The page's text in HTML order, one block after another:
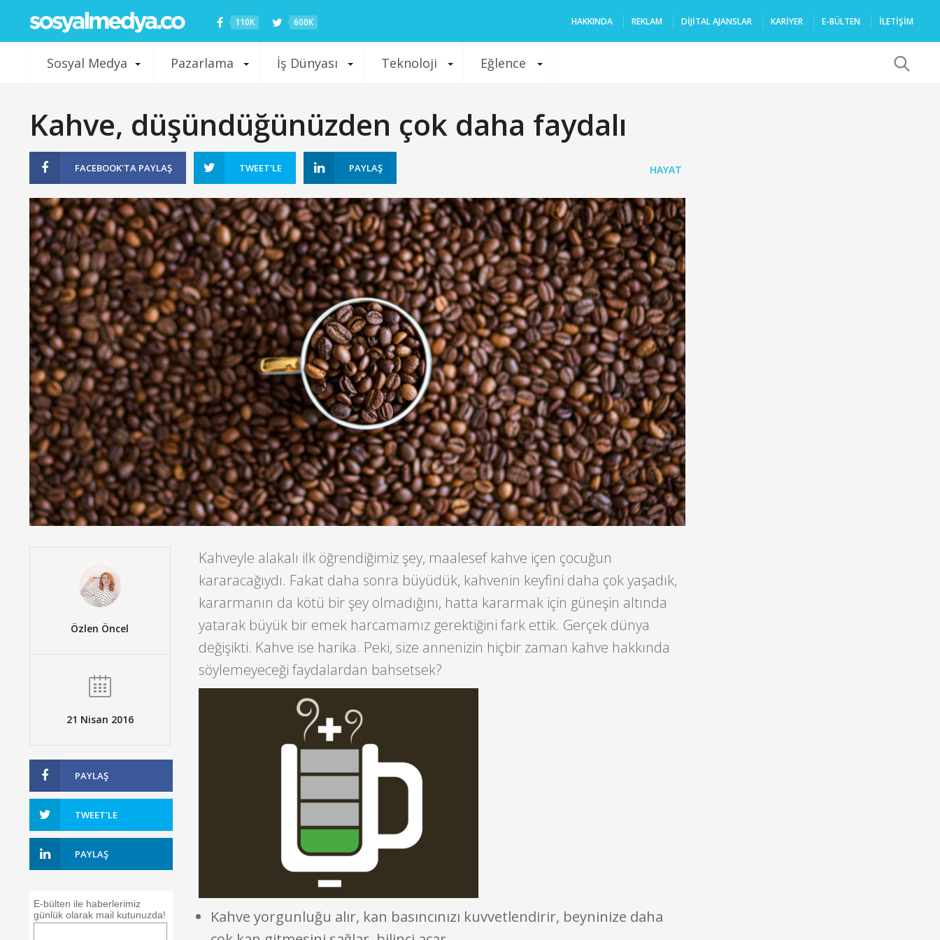
110K 600K HAKKINDA REKLAM DIJITAL AJANSLAR KARIYER E-BÜLTEN İLETİŞİM
Sosyal Medya Pazarlama İş Dünyası Teknoloji Eğlence
Kahve, düşündüğünüzden çok daha faydalı
FACEBOOK'TA PAYLAŞ TWEET'LE PAYLAŞ HAYAT
Özlen Öncel
21 Nisan 2016
PAYLAŞ
TWEET'LE
PAYLAŞ
E-bülten ile haberlerimiz
günlük olarak mail kutunuzda!
Kahveyle alakalı ilk öğrendiğimiz şey, maalesef kahve içen çocuğun
kararacağıydı. Fakat daha sonra büyüdük, kahvenin keyfini daha çok yaşadık,
kararmanın da kötü bir şey olmadığını, hatta kararmak için güneşin altında
yatarak büyük bir emek harcamamız gerektiğini fark ettik. Gerçek dünya
değişikti. Kahve ise harika. Peki, size annenizin hiçbir zaman kahve hakkında
söylemeyeceği faydalardan bahsetsek?
Kahve yorgunluğu alır, kan basıncınızı kuvvetlendirir, beyninize daha